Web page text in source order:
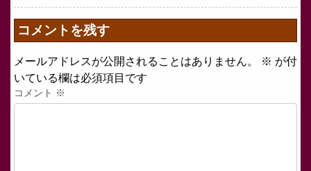
コメントを残す
メールアドレスが公開されることはありません。 ※ が付
いている欄は必須項目です
コメント ※